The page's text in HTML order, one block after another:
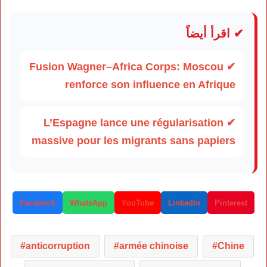
✔ اقرأ أيضاً
✔ Fusion Wagner–Africa Corps: Moscou
renforce son influence en Afrique
✔ L’Espagne lance une régularisation
massive pour les migrants sans papiers
Facebook WhatsApp YouTube LinkedIn Pinterest
anticorruption armée chinoise Chine